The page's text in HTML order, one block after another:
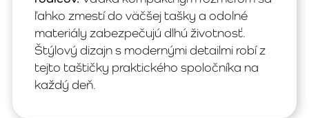
ľahko zmestí do väčšej tašky a odolné
materiály zabezpečujú dlhú životnosť.
Štýlový dizajn s modernými detailmi robí z
tejto taštičky praktického spoločníka na
každý deň.